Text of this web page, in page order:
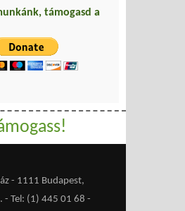
támogasd a
- 1111 Budapest,
- Tel: (1) 445 01 68 -